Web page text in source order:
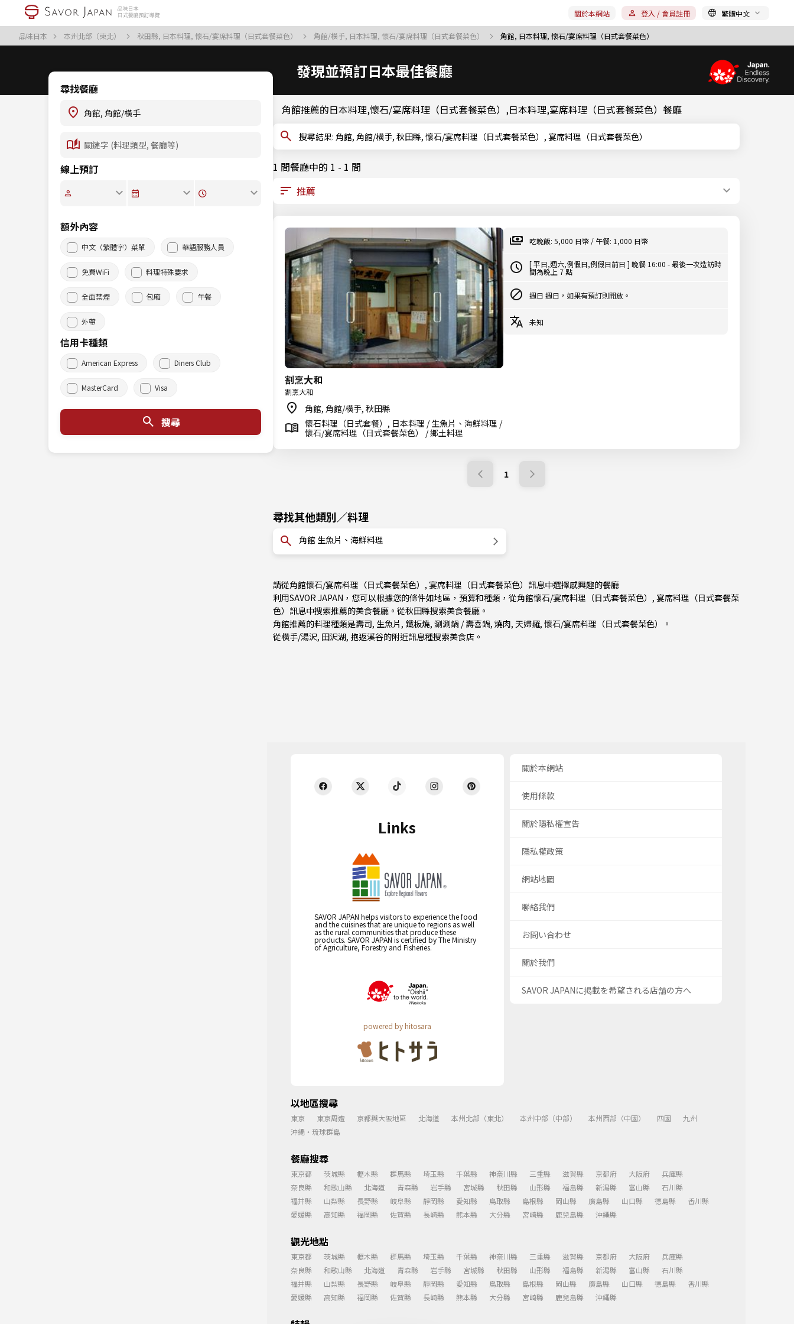
品味日本 本州北部（東北） 秋田縣, 日本料理, 懷石/宴席料理（日式套餐菜色） 角館/橫手, 日本料理, 懷石/宴席料理（日式套餐菜色） 角館, 日本料理, 懷石/宴席料理（日式套餐菜色）
關於本網站 登入 / 會員註冊 繁體中文
發現並預訂日本最佳餐廳
尋找餐廳
線上預訂
額外內容
中文（繁體字）菜單 華語服務人員
免費WiFi 料理特殊要求
全面禁煙 包廂 午餐
外帶
信用卡種類
American Express Diners Club
MasterCard Visa
搜尋
角館推薦的日本料理,懷石/宴席料理（日式套餐菜色）,日本料理,宴席料理（日式套餐菜色）餐廳
搜尋結果: 角館, 角館/橫手, 秋田縣, 懷石/宴席料理（日式套餐菜色）, 宴席料理（日式套餐菜色）
1 間餐廳中的 1 - 1 間
割烹大和
割烹大和
角館, 角館/橫手, 秋田縣
懷石料理（日式套餐）, 日本料理 / 生魚片、海鮮料理 /
懷石/宴席料理（日式套餐菜色） / 鄉土料理
吃晚飯: 5,000 日幣 / 午餐: 1,000 日幣
[ 平日,週六,例假日,例假日前日 ] 晚餐 16:00 - 最後一次造訪時
間為晚上 7 點
週日 週日，如果有預訂則開放。
未知
1
尋找其他類別／料理
角館 生魚片、海鮮料理
請從角館懷石/宴席料理（日式套餐菜色）, 宴席料理（日式套餐菜色）訊息中選擇感興趣的餐廳
利用SAVOR JAPAN，您可以根據您的條件如地區，預算和種類，從角館懷石/宴席料理（日式套餐菜色）, 宴席料理（日式套餐菜
色）訊息中搜索推薦的美食餐廳。從秋田縣搜索美食餐廳。
角館推薦的料理種類是壽司, 生魚片 , 鐵板燒, 涮涮鍋 / 壽喜鍋, 燒肉, 天婦羅, 懷石/宴席料理（日式套餐菜色）
。
從橫手/湯沢, 田沢湖, 抱返溪谷的附近訊息種搜索美食店。
Links
SAVOR JAPAN helps visitors to experience the food
and the cuisines that are unique to regions as well
as the rural communities that produce these
products. SAVOR JAPAN is certified by The Ministry
of Agriculture, Forestry and Fisheries.
powered by hitosara
關於本網站
使用條款
關於隱私權宣告
隱私權政策
網站地圖
聯絡我們
お問い合わせ
關於我們
SAVOR JAPANに掲載を希望される店舗の方へ
以地區搜尋
東京 東京周遭 京都與大阪地區 北海道 本州北部（東北） 本州中部（中部） 本州西部（中國） 四國
九州
沖繩・琉球群島
餐廳搜尋
東京都 茨城縣 櫪木縣 群馬縣 埼玉縣 千葉縣 神奈川縣 三重縣 滋賀縣 京都府 大阪府
兵庫縣
奈良縣
和歌山縣 北海道 青森縣 岩手縣 宮城縣 秋田縣 山形縣 福島縣 新潟縣 富山縣
石川縣
福井縣
山梨縣 長野縣 岐阜縣 靜岡縣 愛知縣 鳥取縣 島根縣 岡山縣 廣島縣 山口縣 德島縣
香川縣
愛媛縣
高知縣 福岡縣 佐賀縣 長崎縣 熊本縣 大分縣 宮崎縣 鹿兒島縣 沖繩縣
觀光地點
東京都 茨城縣 櫪木縣 群馬縣 埼玉縣 千葉縣 神奈川縣 三重縣 滋賀縣 京都府 大阪府
兵庫縣
奈良縣
和歌山縣 北海道 青森縣 岩手縣 宮城縣 秋田縣 山形縣 福島縣 新潟縣 富山縣
石川縣
福井縣
山梨縣 長野縣 岐阜縣 靜岡縣 愛知縣 鳥取縣 島根縣 岡山縣 廣島縣 山口縣 德島縣
香川縣
愛媛縣
高知縣 福岡縣 佐賀縣 長崎縣 熊本縣 大分縣 宮崎縣 鹿兒島縣 沖繩縣